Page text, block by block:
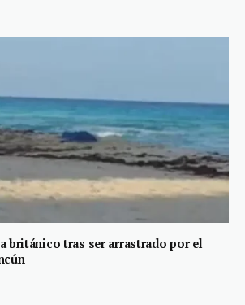
británico tras ser arrastrado por el